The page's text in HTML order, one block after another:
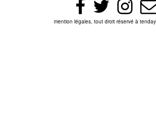
mention légales, tout droit réservé à